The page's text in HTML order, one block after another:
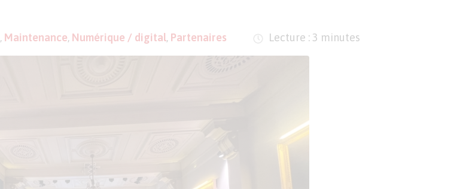
, Maintenance, Numérique / digital, Partenaires Lecture : 3 minutes